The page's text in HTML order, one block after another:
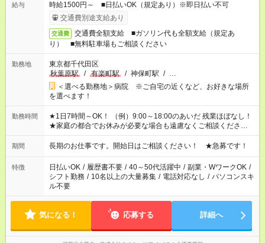
給与
時給1500円～ ■日払いOK（規定あり）※即日払い不可
交通費別途支給あり
交通費
交通費全額支給 ■ガソリン代も全額支給（規定あ
り） ■無料駐車場もご相談ください
勤務地
東京都千代田区
秋葉原駅
/ 有楽町駅 / 神保町駅 / …
＜選べる勤務地＞病院 ※ご自宅の近くなど、お好きな場所
を選べます！
勤務時間
★1日7時間～OK！ （例）9:00～18:00のあいだ 残業ほぼなし！
★家庭の都合でお休みが必要な場合も遠慮なくご相談ください。
※シフトはご希望に合わせて調整可能です。 その他、 ＊週4日・
1日7時間 ＊日勤のみ ＊土日休み ＊午前だけ・午後だけ ＊平日
仕事をご紹介できます！ 登録の際に、あなたのご希望をお聞か
せください。
期間 長期のお仕事です。開始日はご相談ください！ ★急募です！
特徴 日払いOK / 履歴書不要 / 40～50代活躍中 / 副業・WワークOK /
シフト勤務 / 10名以上の大量募集 / 電話対応なし / パソコンスキ
ル不要
気になる！ 応募する 詳細へ